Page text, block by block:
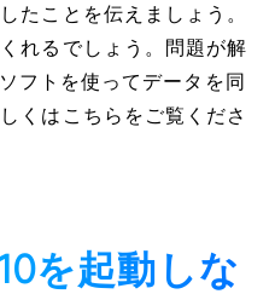
たことを伝えましょう。
れるでしょう。問題が解
フトを使ってデータを同
くはこちらをご覧くださ
を起動しな